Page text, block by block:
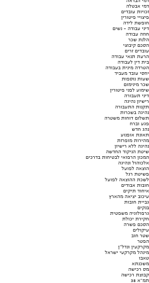
דמי אבטלה
זכויות עובדים
פיצויי פיטורין
חופשת לידה
דיני עבודה - נשים
חוזה עבודה
הלנת שכר
הסכם קיבוצי
עובדים זרים
הרעת תנאי עבודה
בית דין לעבודה
הטרדה מינית בעבודה
יחסי עובד מעביד
שעות נוספות
שכר מינימום
שימוע לפני פיטורין
דיני תעבורה
רישיון נהיגה
תקנות התעבורה
נהיגה בשכרות
תשלום דוחות משטרה
פגע וברח
נהג חדש
תאונת אופנוע
מהירות מופרזת
נהיגה ללא רישיון
שיטת הניקוד החדשה
המכון הרפואי לבטיחות בדרכים
אלכוהול ונהיגה
הוצאה לפועל
פשיטת רגל
לשכת ההוצאה לפועל
חובות אבודים
איחוד תיקים
עיכוב יציאה מהארץ
גביית חובות
בנקים
גרפולוגיה משפטית
חקירת יכולת
הסכם פשרה
עיקולים
שטר חוב
הפטר
מקרקעין ונדל"ן
מינהל מקרקעי ישראל
טאבו
משכנתא
מס רכישה
קבוצת רכישה
תמ"א 38